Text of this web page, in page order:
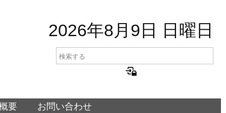
2026年8月9日 日曜日
要 お問い合わせ